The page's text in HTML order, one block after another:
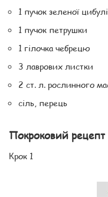
1 пучок зеленої цибулі
1 пучок петрушки
1 гілочка чебрецю
3 лаврових листки
2 ст. л. рослинного
сіль, перець
Покроковий рецепт
Крок 1